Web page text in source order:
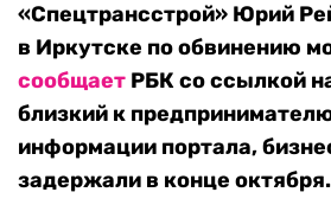
«Спецтрансстрой» Юрий
в Иркутске по обвинению
сообщает РБК со ссылкой
близкий к
информации портала,
задержали в конце октября.